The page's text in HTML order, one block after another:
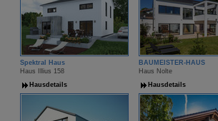
Spektral Haus
Haus Illius 158
Hausdetails
BAUMEISTER-HAUS
Haus Nolte
Hausdetails